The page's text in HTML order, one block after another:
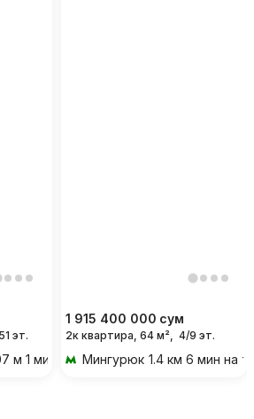
эт.
м 1 мин пешком
1 915 400 000 сум
2к квартира, 64 м², 4/9 эт.
Мингурюк 1.4 км 6 мин на